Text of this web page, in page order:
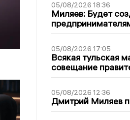
05/08/2026 18:36
Миляев: Будет
05/08/2026 17:05
Всякая тульская
совещание
05/08/2026 12:36
Дмитрий Миляев